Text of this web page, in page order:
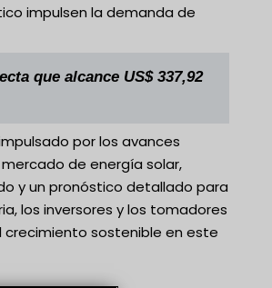
impulsen la demanda de
que alcance US$ 337,92
por los avances
de energía solar,
y un pronóstico detallado para
los inversores y los tomadores
sostenible en este